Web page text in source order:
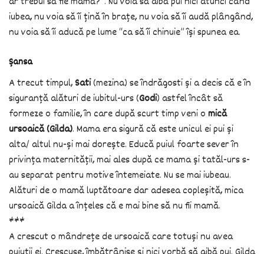
iubea, nu voia să îi țină în brațe, nu voia să îi audă plângând,
nu voia să îi aducă pe lume “ca să îi chinuie” își spunea ea.
Șansa
A trecut timpul, Sati(mezina) se îndrăgosti și a decis că e în
siguranță alături de iubitul-urs (Godi) astfel încât să
formeze o familie, în care după scurt timp veni o mică
ursoaică (Gilda). Mama era sigură că este unicul ei pui și
alta/ altul nu-și mai dorește. Educă puiul foarte sever în
privința maternității, mai ales după ce mama și tatăl-urs s-
au separat pentru motive întemeiate. Nu se mai iubeau.
Alături de o mamă luptătoare dar adesea copleșită, mica
ursoaică Gilda a înțeles că e mai bine să nu fii mamă.
***
A crescut o mândrețe de ursoaică care totuși nu avea